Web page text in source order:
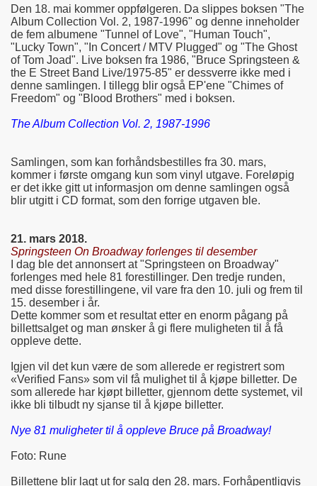
Den 18. mai kommer oppfølgeren. Da slippes boksen "The
Album Collection Vol. 2, 1987-1996" og denne inneholder
de fem albumene "Tunnel of Love", "Human Touch",
"Lucky Town", "In Concert / MTV Plugged" og "The Ghost
of Tom Joad". Live boksen fra 1986, "Bruce Springsteen &
the E Street Band Live/1975-85" er dessverre ikke med i
denne samlingen. I tillegg blir også EP'ene "Chimes of
Freedom" og "Blood Brothers" med i boksen.
The Album Collection Vol. 2, 1987-1996
Samlingen, som kan forhåndsbestilles fra 30. mars,
kommer i første omgang kun som vinyl utgave. Foreløpig
er det ikke gitt ut informasjon om denne samlingen også
blir utgitt i CD format, som den forrige utgaven ble.
21. mars 2018.
Springsteen On Broadway forlenges til desember
I dag ble det annonsert at "Springsteen on Broadway"
forlenges med hele 81 forestillinger. Den tredje runden,
med disse forestillingene, vil vare fra den 10. juli og frem til
15. desember i år.
Dette kommer som et resultat etter en enorm pågang på
billettsalget og man ønsker å gi flere muligheten til å få
oppleve dette.
Igjen vil det kun være de som allerede er registrert som
«Verified Fans» som vil få mulighet til å kjøpe billetter. De
som allerede har kjøpt billetter, gjennom dette systemet, vil
ikke bli tilbudt ny sjanse til å kjøpe billetter.
Nye 81 muligheter til å oppleve Bruce på Broadway!
Foto: Rune
Billettene blir lagt ut for salg den 28. mars. Forhåpentligvis